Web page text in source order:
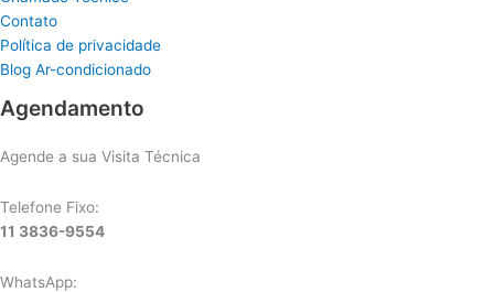
Contato
Política de privacidade
Blog Ar-condicionado
Agendamento
Agende a sua Visita Técnica
Telefone Fixo:
11 3836-9554
WhatsApp: